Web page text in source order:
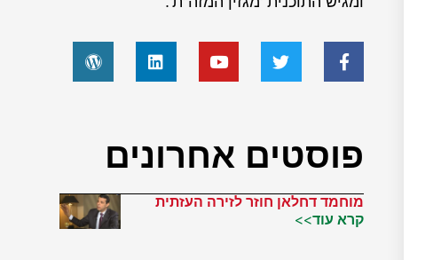
פוסטים אחרונים
מוחמד דחלאן חוזר לזירה העזתית
קרא עוד>>